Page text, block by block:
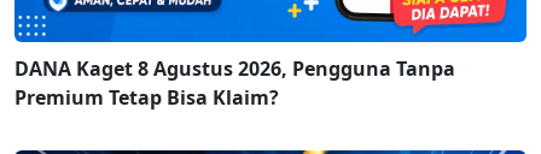
DANA Kaget 8 Agustus 2026, Pengguna Tanpa
Premium Tetap Bisa Klaim?